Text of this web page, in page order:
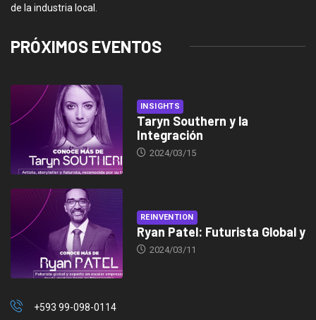
de la industria local.
PRÓXIMOS EVENTOS
INSIGHTS
Taryn Southern y la
Integración
2024/03/15
REINVENTION
Ryan Patel: Futurista Global y
2024/03/11
+593 99-098-0114